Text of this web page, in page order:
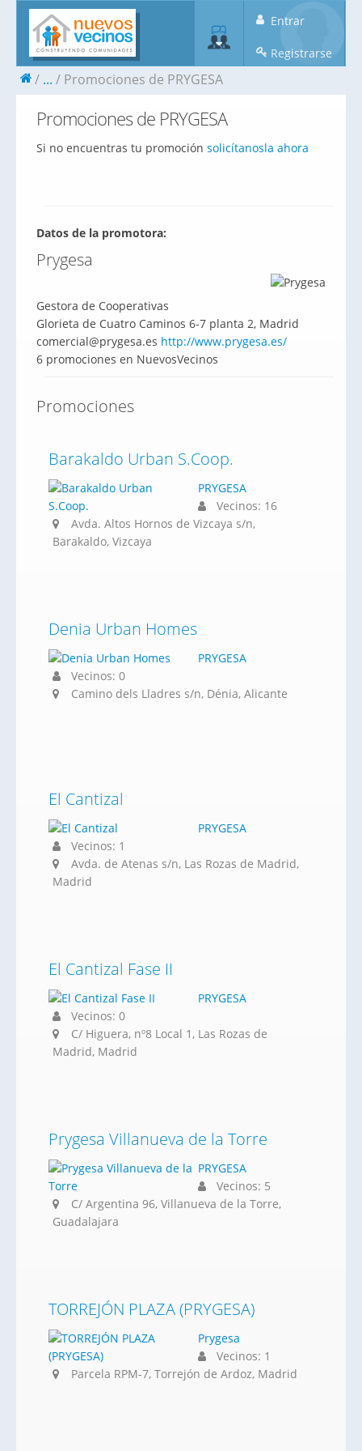
Entrar
Registrarse
... Promociones de PRYGESA
Promociones de PRYGESA
Si no encuentras tu promoción solicítanosla ahora
Datos de la promotora:
Prygesa
Gestora de Cooperativas
Glorieta de Cuatro Caminos 6-7 planta 2, Madrid
comercial@prygesa.es http://www.prygesa.es/
6 promociones en NuevosVecinos
Promociones
Barakaldo Urban S.Coop.
PRYGESA
Vecinos: 16
Avda. Altos Hornos de Vizcaya s/n,
Barakaldo, Vizcaya
Denia Urban Homes
PRYGESA
Vecinos: 0
Camino dels Lladres s/n, Dénia, Alicante
El Cantizal
PRYGESA
Vecinos: 1
Avda. de Atenas s/n, Las Rozas de Madrid,
Madrid
El Cantizal Fase II
PRYGESA
Vecinos: 0
C/ Higuera, nº8 Local 1, Las Rozas de
Madrid, Madrid
Prygesa Villanueva de la Torre
PRYGESA
Vecinos: 5
C/ Argentina 96, Villanueva de la Torre,
Guadalajara
TORREJÓN PLAZA (PRYGESA)
Prygesa
Vecinos: 1
Parcela RPM-7, Torrejón de Ardoz, Madrid